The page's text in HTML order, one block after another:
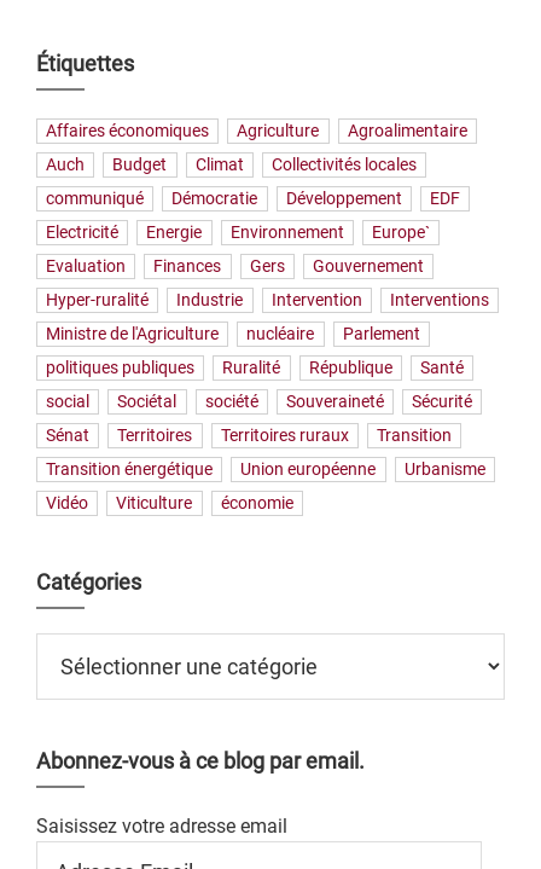
Étiquettes
Affaires économiques Agriculture
Agroalimentaire
Auch
Budget Climat
Collectivités locales
communiqué
Démocratie Développement
EDF
Electricité
Energie Environnement
Europe`
Evaluation
Finances Gers
Gouvernement
Hyper-ruralité
Industrie Intervention
Interventions
Ministre de l'Agriculture
nucléaire
Parlement
politiques publiques
Ruralité République
Santé
social
Sociétal société Souveraineté
Sécurité
Sénat
Territoires Territoires ruraux
Transition
Transition énergétique
Union européenne
Urbanisme
Vidéo
Viticulture économie
Catégories
Abonnez-vous à ce blog par email.
Saisissez votre adresse email